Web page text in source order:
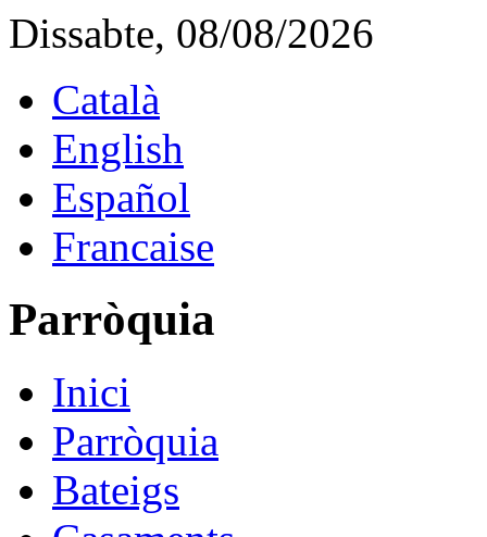
Dissabte, 08/08/2026
Català
English
Español
Francaise
Parròquia
Inici
Parròquia
Bateigs